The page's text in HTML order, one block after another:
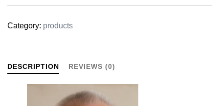
Category: products
DESCRIPTION REVIEWS (0)